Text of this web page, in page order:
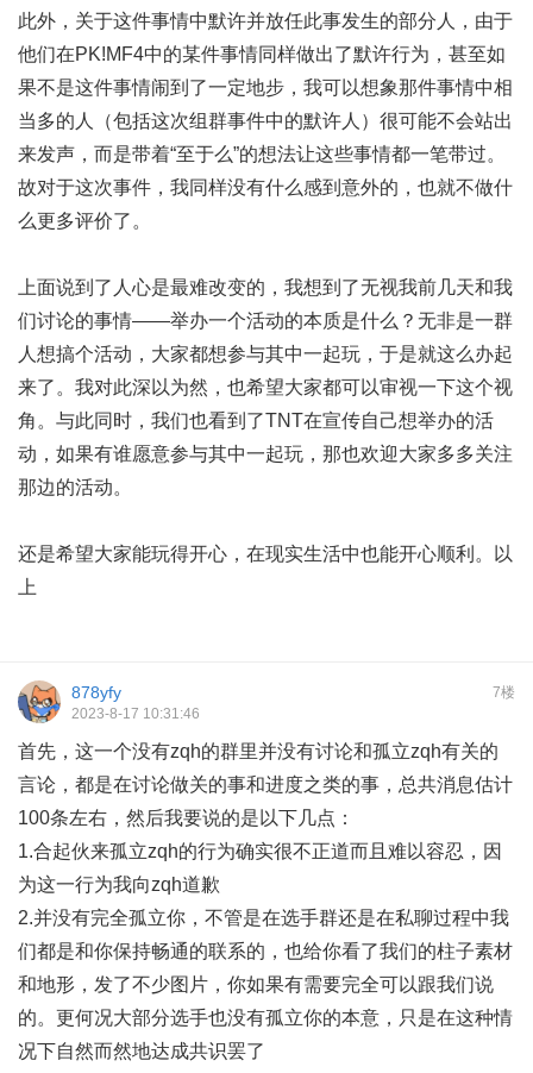
此外，关于这件事情中默许并放任此事发生的部分人，由于
他们在PK!MF4中的某件事情同样做出了默许行为，甚至如
果不是这件事情闹到了一定地步，我可以想象那件事情中相
当多的人（包括这次组群事件中的默许人）很可能不会站出
来发声，而是带着“至于么”的想法让这些事情都一笔带过。
故对于这次事件，我同样没有什么感到意外的，也就不做什
么更多评价了。
上面说到了人心是最难改变的，我想到了无视我前几天和我
们讨论的事情——举办一个活动的本质是什么？无非是一群
人想搞个活动，大家都想参与其中一起玩，于是就这么办起
来了。我对此深以为然，也希望大家都可以审视一下这个视
角。与此同时，我们也看到了TNT在宣传自己想举办的活
动，如果有谁愿意参与其中一起玩，那也欢迎大家多多关注
那边的活动。
还是希望大家能玩得开心，在现实生活中也能开心顺利。以
上
7楼
878yfy
2023-8-17 10:31:46
首先，这一个没有zqh的群里并没有讨论和孤立zqh有关的
言论，都是在讨论做关的事和进度之类的事，总共消息估计
100条左右，然后我要说的是以下几点：
1.合起伙来孤立zqh的行为确实很不正道而且难以容忍，因
为这一行为我向zqh道歉
2.并没有完全孤立你，不管是在选手群还是在私聊过程中我
们都是和你保持畅通的联系的，也给你看了我们的柱子素材
和地形，发了不少图片，你如果有需要完全可以跟我们说
的。更何况大部分选手也没有孤立你的本意，只是在这种情
况下自然而然地达成共识罢了